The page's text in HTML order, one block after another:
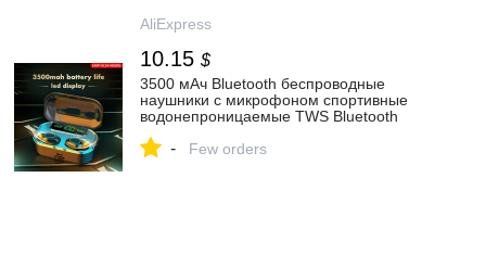
AliExpress
10.15 $
3500 мАч Bluetooth беспроводные
наушники с микрофоном спортивные
водонепроницаемые TWS Bluetooth
беспроводные гарнитуры наушники|
- Few orders